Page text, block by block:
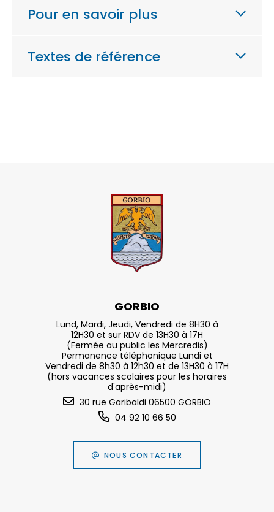
Pour en savoir plus
Textes de référence
GORBIO
Lund, Mardi, Jeudi, Vendredi de 8H30 à
12H30 et sur RDV de 13H30 à 17H
(Fermée au public les Mercredis)
Permanence téléphonique Lundi et
Vendredi de 8h30 à 12h30 et de 13H30 à 17H
(hors vacances scolaires pour les horaires
d'après-midi)
30 rue Garibaldi 06500 GORBIO
04 92 10 66 50
NOUS CONTACTER